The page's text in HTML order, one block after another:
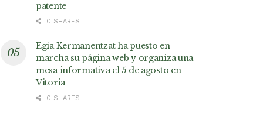
patente
0 SHARES
Egia Kermanentzat ha puesto en
marcha su página web y organiza una
mesa informativa el 5 de agosto en
Vitoria
0 SHARES